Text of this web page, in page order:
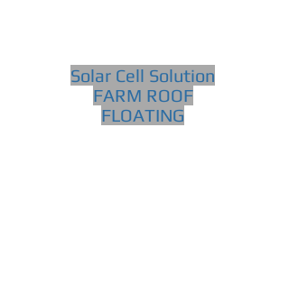
Solar Cell Solution
FARM ROOF
FLOATING